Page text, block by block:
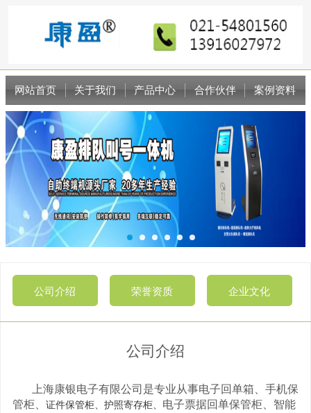
网站首页 关于我们 产品中心 合作伙伴 案例资料
新闻资讯 联系我们
公司介绍 荣誉资质 企业文化
公司介绍
上海康银电子有限公司是专业从事电子回单箱、手机保
管柜、
证件保管柜、护照寄存柜、 电子票据回单保管柜、智能